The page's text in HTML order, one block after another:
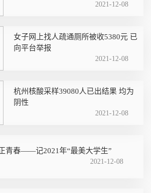
2021-12-08
女子网上找人疏通厕所被收5380元 已
向平台举报
2021-12-08
杭州核酸采样39080人已出结果 均为
阴性
2021-12-08
青春——记2021年“最美大学生”
2021-12-08